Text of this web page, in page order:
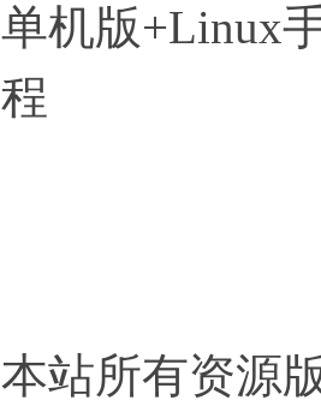
单机版+Linux
程
本站所有资源